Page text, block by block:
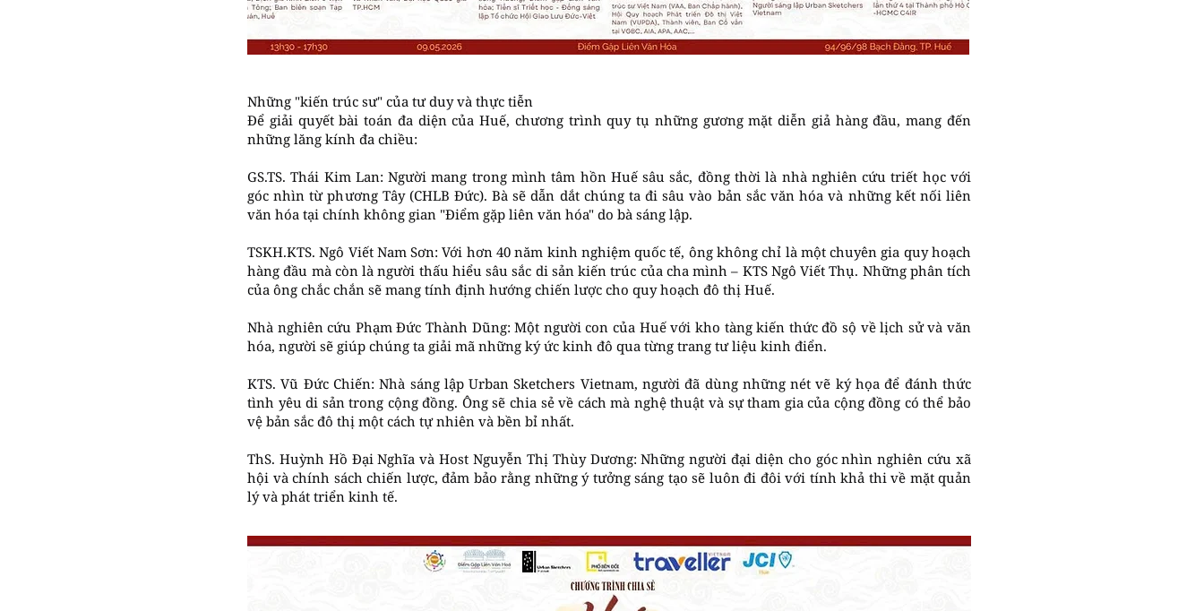
Những "kiến trúc sư" của tư duy và thực tiễn
Để giải quyết bài toán đa diện của Huế, chương trình quy tụ những gương mặt diễn giả hàng đầu, mang đến
những lăng kính đa chiều:
GS.TS. Thái Kim Lan: Người mang trong mình tâm hồn Huế sâu sắc, đồng thời là nhà nghiên cứu triết học với
góc nhìn từ phương Tây (CHLB Đức). Bà sẽ dẫn dắt chúng ta đi sâu vào bản sắc văn hóa và những kết nối liên
văn hóa tại chính không gian "Điểm gặp liên văn hóa" do bà sáng lập.
TSKH.KTS. Ngô Viết Nam Sơn: Với hơn 40 năm kinh nghiệm quốc tế, ông không chỉ là một chuyên gia quy hoạch
hàng đầu mà còn là người thấu hiểu sâu sắc di sản kiến trúc của cha mình – KTS Ngô Viết Thụ. Những phân tích
của ông chắc chắn sẽ mang tính định hướng chiến lược cho quy hoạch đô thị Huế.
Nhà nghiên cứu Phạm Đức Thành Dũng: Một người con của Huế với kho tàng kiến thức đồ sộ về lịch sử và văn
hóa, người sẽ giúp chúng ta giải mã những ký ức kinh đô qua từng trang tư liệu kinh điển.
KTS. Vũ Đức Chiến: Nhà sáng lập Urban Sketchers Vietnam, người đã dùng những nét vẽ ký họa để đánh thức
tình yêu di sản trong cộng đồng. Ông sẽ chia sẻ về cách mà nghệ thuật và sự tham gia của cộng đồng có thể bảo
vệ bản sắc đô thị một cách tự nhiên và bền bỉ nhất.
ThS. Huỳnh Hồ Đại Nghĩa và Host Nguyễn Thị Thùy Dương: Những người đại diện cho góc nhìn nghiên cứu xã
hội và chính sách chiến lược, đảm bảo rằng những ý tưởng sáng tạo sẽ luôn đi đôi với tính khả thi về mặt quản
lý và phát triển kinh tế.